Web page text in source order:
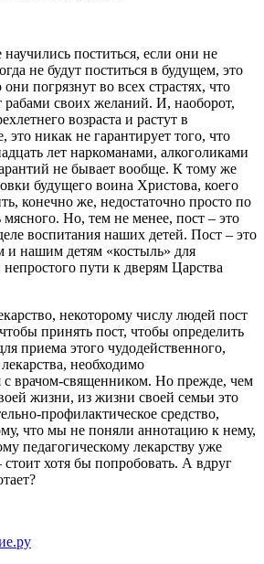
поститься, если они не
не будут поститься в будущем, это
они погрязнут во всех страстях, что
рабами своих желаний. И, наоборот,
возраста и растут в
это никак не гарантирует того, что
лет наркоманами, алкоголиками
не бывает вообще. К тому же
будущего воина Христова, коего
конечно же, недостаточно просто по
Но, тем не менее, пост – это
воспитания наших детей. Пост – это
нашим детям «костыль» для
пути к дверям Царства
некоторому числу людей пост
принять пост, чтобы определить
приема этого чудодейственного,
необходимо
с врачом-священником. Но прежде, чем
жизни, из жизни своей семьи это
профилактическое средство,
что мы не поняли аннотацию к нему,
педагогическому лекарству уже
стоит хотя бы попробовать. А вдруг